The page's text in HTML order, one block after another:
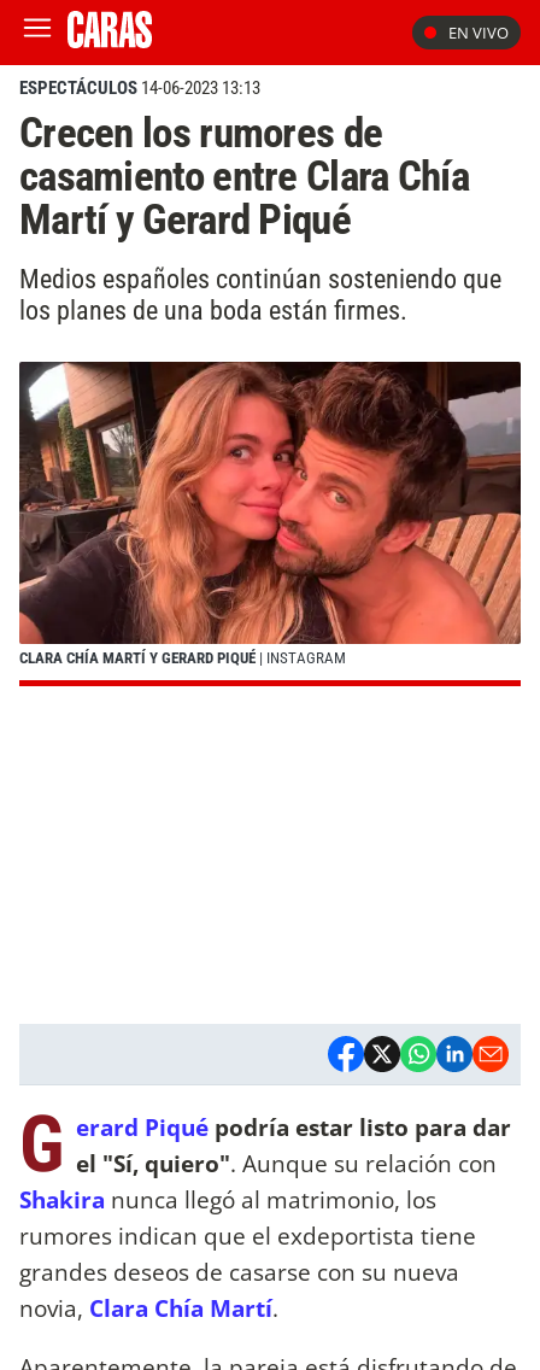
EN VIVO
ESPECTÁCULOS 14-06-2023 13:13
Crecen los rumores de
casamiento entre Clara Chía
Martí y Gerard Piqué
Medios españoles continúan sosteniendo que
los planes de una boda están firmes.
CLARA CHÍA MARTÍ Y GERARD PIQUÉ | INSTAGRAM
G erard Piqué podría estar listo para dar
el "Sí, quiero". Aunque su relación con
Shakira nunca llegó al matrimonio, los
rumores indican que el exdeportista tiene
grandes deseos de casarse con su nueva
novia, Clara Chía Martí.